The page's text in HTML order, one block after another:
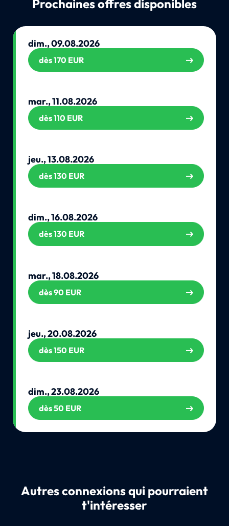
Prochaines offres disponibles
dim., 09.08.2026
dès 170 EUR
mar., 11.08.2026
dès 110 EUR
jeu., 13.08.2026
dès 130 EUR
dim., 16.08.2026
dès 130 EUR
mar., 18.08.2026
dès 90 EUR
jeu., 20.08.2026
dès 150 EUR
dim., 23.08.2026
dès 50 EUR
Autres connexions qui pourraient
t'intéresser